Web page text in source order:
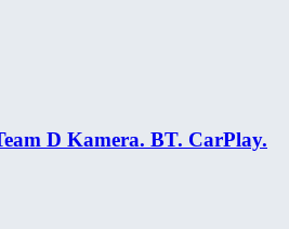
D Kamera. BT. CarPlay.